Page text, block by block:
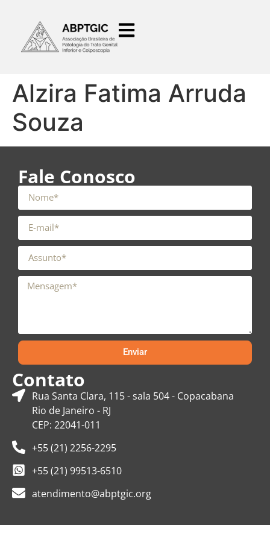
Alzira Fatima Arruda
Souza
Fale Conosco
Enviar
Contato
Rua Santa Clara, 115 - sala 504 - Copacabana
Rio de Janeiro - RJ
CEP: 22041-011
+55 (21) 2256-2295
+55 (21) 99513-6510
atendimento@abptgic.org